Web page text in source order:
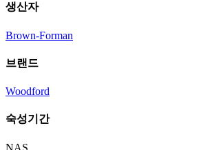
생산자
Brown-Forman
브랜드
Woodford
숙성기간
NAS